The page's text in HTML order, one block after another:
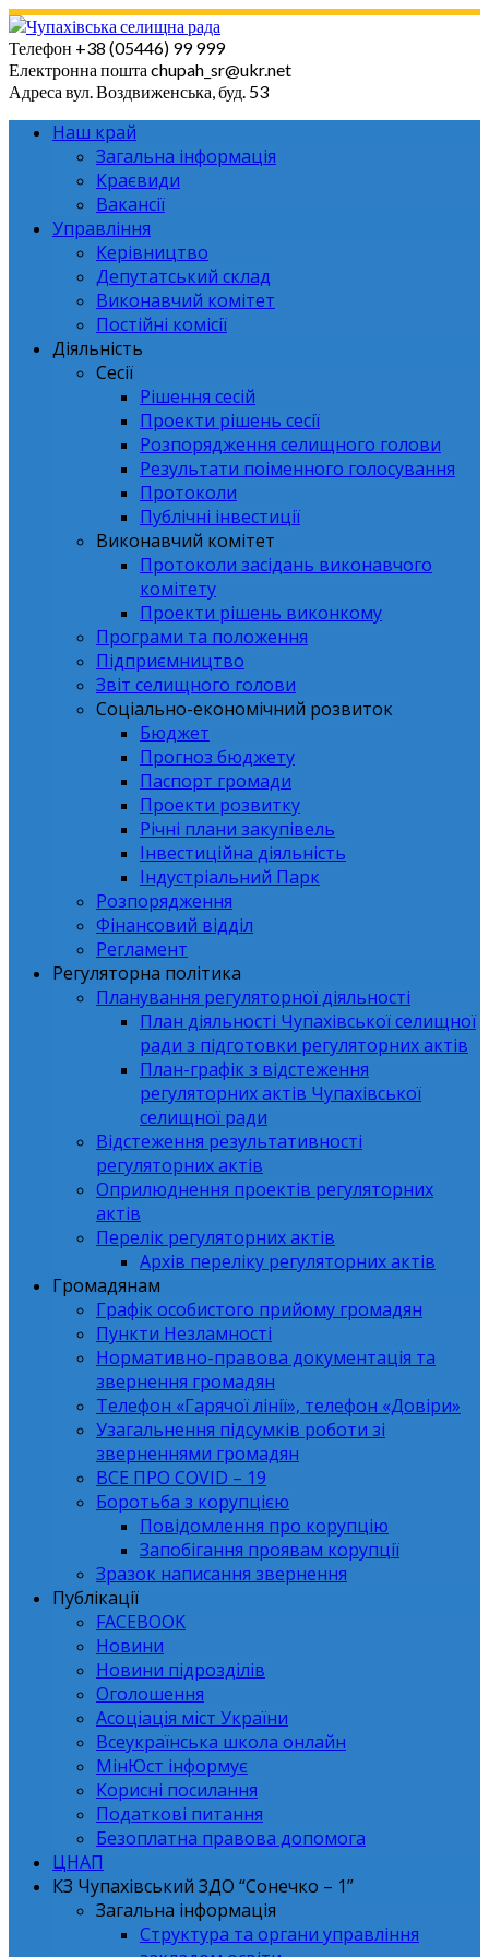
Skip
to
content
Телефон +38 (05446) 99 999
Електронна пошта chupah_sr@ukr.net
Адреса вул. Воздвиженська, буд. 53
Наш край
Загальна інформація
Краєвиди
Вакансії
Управління
Керівництво
Депутатський склад
Виконавчий комітет
Постійні комісії
Діяльність
Сесії
Рішення сесій
Проекти рішень сесії
Розпорядження селищного голови
Результати поіменного голосування
Протоколи
Публічні інвестиції
Виконавчий комітет
Протоколи засідань виконавчого
комітету
Проекти рішень виконкому
Програми та положення
Підприємництво
Звіт селищного голови
Соціально-економічний розвиток
Бюджет
Прогноз бюджету
Паспорт громади
Проекти розвитку
Річні плани закупівель
Інвестиційна діяльність
Індустріальний Парк
Розпорядження
Фінансовий відділ
Регламент
Регуляторна політика
Планування регуляторної діяльності
План діяльності Чупахівської селищної
ради з підготовки регуляторних актів
План-графік з відстеження
регуляторних актів Чупахівської
селищної ради
Відстеження результативності
регуляторних актів
Оприлюднення проектів регуляторних
актів
Перелік регуляторних актів
Архів переліку регуляторних актів
Громадянам
Графік особистого прийому громадян
Пункти Незламності
Нормативно-правова документація та
звернення громадян
Телефон «Гарячої лінії», телефон «Довіри»
Узагальнення підсумків роботи зі
зверненнями громадян
ВСЕ ПРО СОVID – 19
Боротьба з корупцією
Повідомлення про корупцію
Запобігання проявам корупції
Зразок написання звернення
Публікації
FACEBOOK
Новини
Новини підрозділів
Оголошення
Асоціація міст України
Всеукраїнська школа онлайн
МінЮст інформує
Корисні посилання
Податкові питання
Безоплатна правова допомога
ЦНАП
КЗ Чупахівський ЗДО “Сонечко – 1”
Загальна інформація
Структура та органи управління